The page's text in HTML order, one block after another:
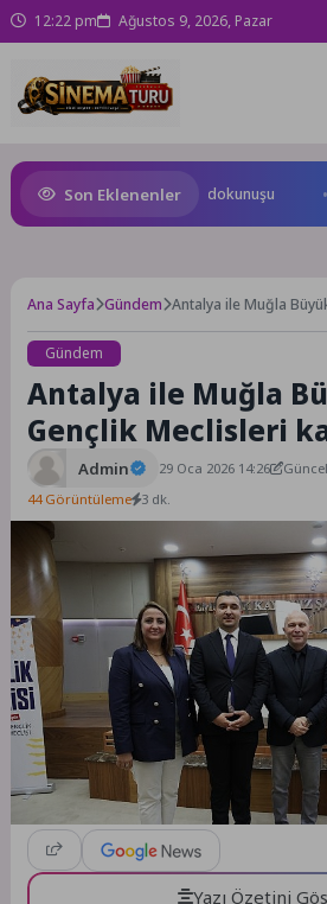
12:22 pm Ağustos 9, 2026, Pazar
Son Eklenenler
Caddesi’ne özel asfalt dokunuşu
Ana Sayfa Gündem Antalya ile Muğla
Gündem
Antalya ile Muğla
Gençlik Meclisleri
Admin 29 Oca 2026 14:26
44 Görüntüleme 3 dk.
Yazı Özetini